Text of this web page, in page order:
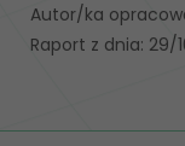
Autor/ka
Raport z dnia: 29/